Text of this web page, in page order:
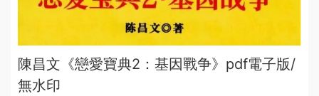
陳昌文《戀愛寶典2：基因戰争》pdf電子版/
無水印